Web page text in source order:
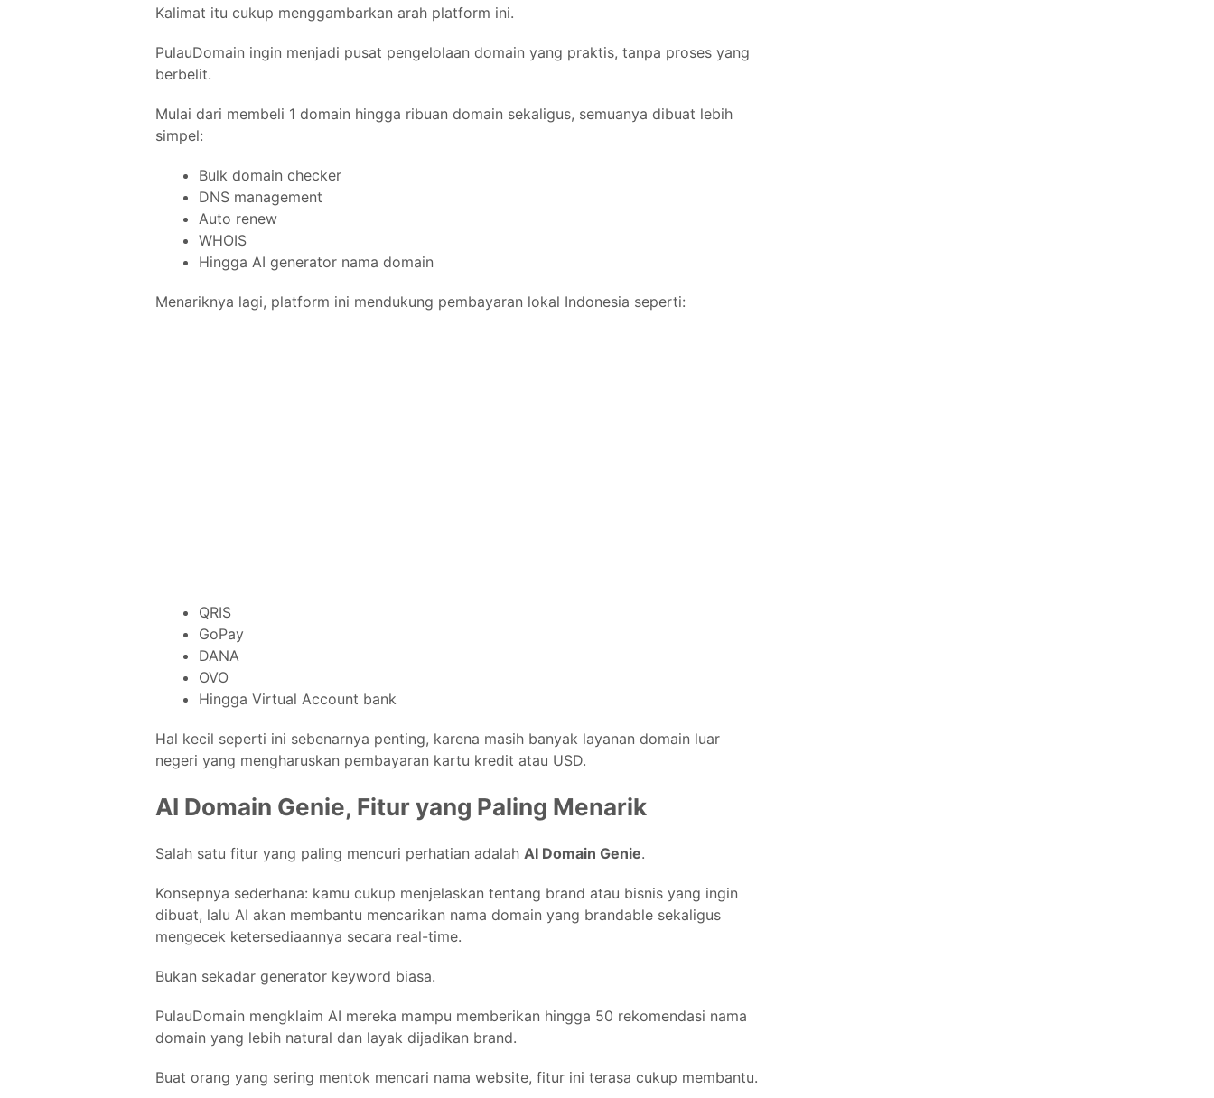
Kalimat itu cukup menggambarkan arah platform ini.
PulauDomain ingin menjadi pusat pengelolaan domain yang praktis, tanpa proses yang
berbelit.
Mulai dari membeli 1 domain hingga ribuan domain sekaligus, semuanya dibuat lebih
simpel:
Bulk domain checker
DNS management
Auto renew
WHOIS
Hingga AI generator nama domain
Menariknya lagi, platform ini mendukung pembayaran lokal Indonesia seperti:
QRIS
GoPay
DANA
OVO
Hingga Virtual Account bank
Hal kecil seperti ini sebenarnya penting, karena masih banyak layanan domain luar
negeri yang mengharuskan pembayaran kartu kredit atau USD.
AI Domain Genie, Fitur yang Paling Menarik
Salah satu fitur yang paling mencuri perhatian adalah AI Domain Genie.
Konsepnya sederhana: kamu cukup menjelaskan tentang brand atau bisnis yang ingin
dibuat, lalu AI akan membantu mencarikan nama domain yang brandable sekaligus
mengecek ketersediaannya secara real-time.
Bukan sekadar generator keyword biasa.
PulauDomain mengklaim AI mereka mampu memberikan hingga 50 rekomendasi nama
domain yang lebih natural dan layak dijadikan brand.
Buat orang yang sering mentok mencari nama website, fitur ini terasa cukup membantu.